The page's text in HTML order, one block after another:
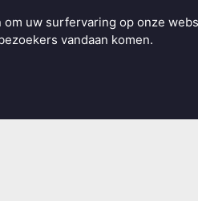
uw surfervaring op onze
vandaan komen.
Bestuur